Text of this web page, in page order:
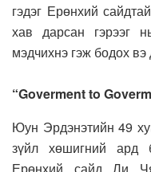
гэдэг Ерөнхий
хав дарсан гэрээг
мэдчихнэ гэж бодох
“Goverment to
Юун Эрдэнэтийн 49
зүйл хөшигний ард